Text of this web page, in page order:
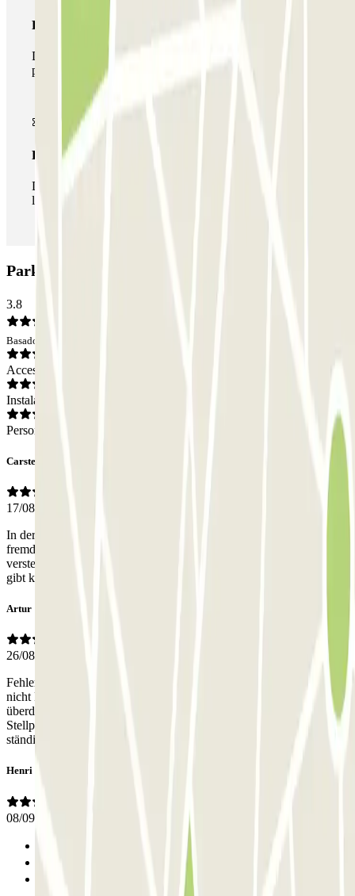
Pase multiparking
Durante tu estancia podrás hacer uso de toda la red de
parkings de este operador disponibles en Parclick.
Pase ilimitado
Durante tu estancia podrás entrar y salir del parking todas
las veces que quieras.
Parking ParkBee Don Boscostraat: Opiniones
3.8
Basado en 3 opiniones
Acceso
Instalaciones
Personal
Carsten
17/08/2025
In der Woche ist es offenbar ein Büroparkplatz. Vermietung an
fremde außerhalb der Burozeiten und an Wochenenden. Etwas
versteckt und schwierig zu finden. offenbar freie Parkplatzwahl, es
gibt keine Anleitungen oder Vorschriften.
Artur
26/08/2024
Fehlerhafte Beschreibung! Es handelt sich dabei um ein Parkplatz
nicht Parkhaus wie angegeben. Ich bezahlte Geld für ein
überdachtes Parkhaus, man kommt dahin und hat nur einen
Stellplatz unter offenem Himmel. Außerdem steht Eingangstür
ständig offen.
Henri
08/09/2023